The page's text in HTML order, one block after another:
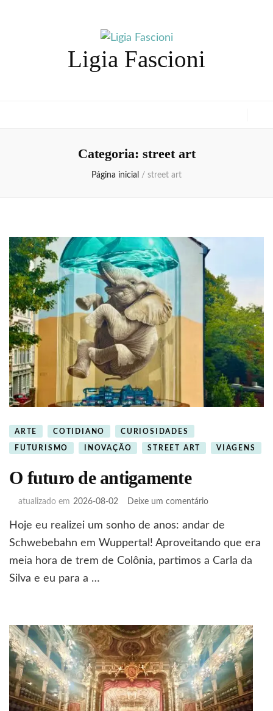
Ligia Fascioni
Categoria: street art
Página inicial / street art
ARTE COTIDIANO CURIOSIDADES
FUTURISMO INOVAÇÃO STREET ART VIAGENS
O futuro de antigamente
atualizado em 2026-08-02 Deixe um comentárioem
futuro
de
Hoje eu realizei um sonho de anos: andar de
Schwebebahn em Wuppertal! Aproveitando que era
meia hora de trem de Colônia, partimos a Carla da
Silva e eu para a …